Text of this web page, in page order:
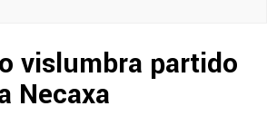
vislumbra partido
Necaxa